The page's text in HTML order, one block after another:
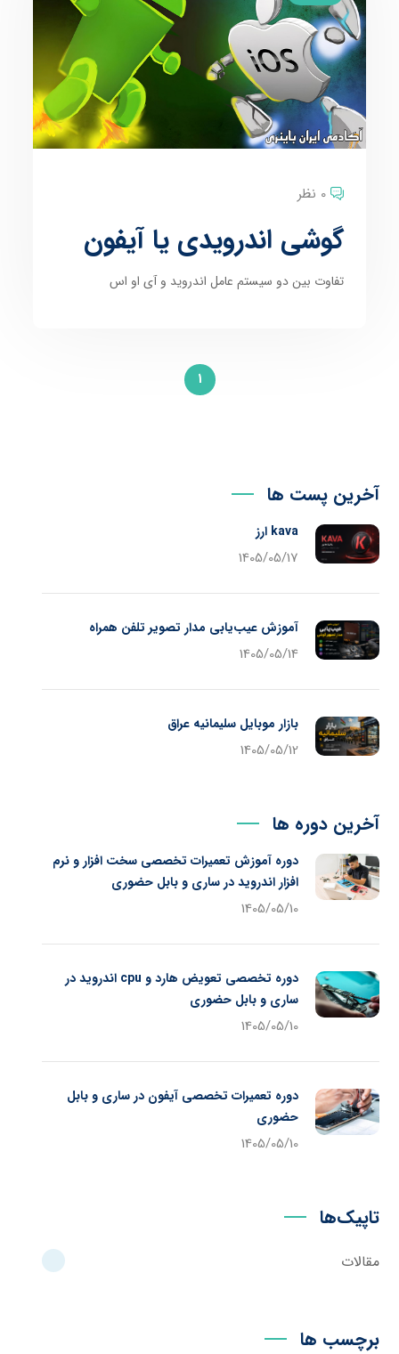
0 نظر
گوشی اندرویدی یا آیفون
تفاوت بین دو سیستم عامل اندروید و آی او اس
1
آخرین پست ها
kava ارز
1405/05/17
آموزش عیب‌یابی مدار تصویر تلفن همراه
1405/05/14
بازار موبایل سلیمانیه عراق
1405/05/12
آخرین دوره ها
دوره آموزش تعمیرات تخصصی سخت افزار و نرم
افزار اندروید در ساری و بابل حضوری
1405/05/10
دوره تخصصی تعویض هارد و cpu اندروید در
ساری و بابل حضوری
1405/05/10
دوره تعمیرات تخصصی آیفون در ساری و بابل
حضوری
1405/05/10
تاپیک‌ها
مقالات
برچسب ها